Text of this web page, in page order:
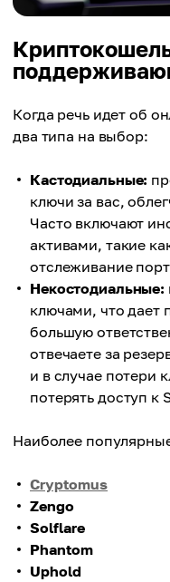
Когда речь идет об
два типа на выбор:
Кастодиальные:
ключи за вас,
Часто включают
активами, такие
отслеживание
Некостодиальные:
ключами, что дает
большую
отвечаете за
и в случае потери
потерять доступ к
Наиболее
Cryptomus
Zengo
Solflare
Phantom
Uphold